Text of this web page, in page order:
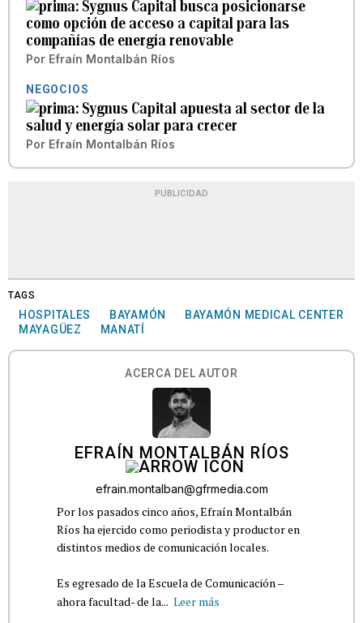
Sygnus Capital busca posicionarse
como opción de acceso a capital para las
compañías de energía renovable
Por Efraín Montalbán Ríos
NEGOCIOS
Sygnus Capital apuesta al sector de la
salud y energía solar para crecer
Por Efraín Montalbán Ríos
PUBLICIDAD
TAGS
HOSPITALES BAYAMÓN
BAYAMÓN MEDICAL CENTER
MAYAGÜEZ
MANATÍ
ACERCA DEL AUTOR
EFRAÍN MONTALBÁN RÍOS
efrain.montalban@gfrmedia.com
Por los pasados cinco años, Efraín Montalbán
Ríos ha ejercido como periodista y productor en
distintos medios de comunicación locales.
Es egresado de la Escuela de Comunicación –
ahora facultad- de la... Leer más